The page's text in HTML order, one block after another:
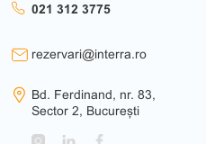
021 312 3775
rezervari@interra.ro
Bd. Ferdinand, nr. 83,
Sector 2, București